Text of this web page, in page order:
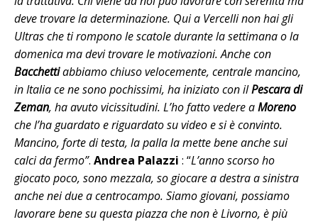
deve trovare la determinazione. Qui a Vercelli non hai gli
Ultras che ti rompono le scatole durante la settimana o la
domenica ma devi trovare le motivazioni. Anche con
Bacchettiabbiamo chiuso velocemente, centrale mancino,
in Italia ce ne sono pochissimi, ha iniziato con ilPescara di
Zeman, ha avuto vicissitudini. L’ho fatto vedere aMoreno
che l’ha guardato e riguardato su video e si è convinto.
Mancino, forte di testa, la palla la mette bene anche sui
calci da fermo”. Andrea Palazzi : “L’anno scorso ho
giocato poco, sono mezzala, so giocare a destra a sinistra
anche nei due a centrocampo. Siamo giovani, possiamo
lavorare bene su questa piazza che non è Livorno, è più